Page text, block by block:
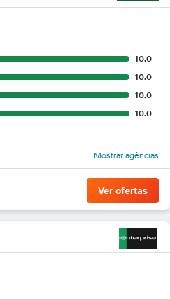
10.0
10.0
10.0
10.0
Mostrar agências
Ver ofertas